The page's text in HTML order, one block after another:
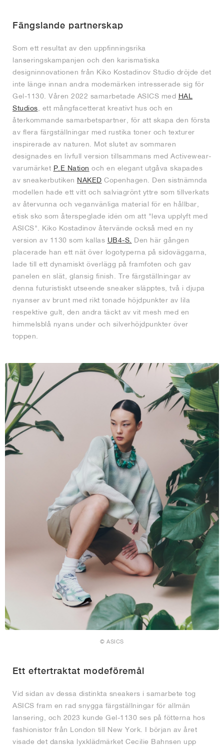
Fängslande partnerskap
Som ett resultat av den uppfinningsrika
lanseringskampanjen och den karismatiska
designinnovationen från Kiko Kostadinov Studio dröjde det
inte länge innan andra modemärken intresserade sig för
Gel-1130. Våren 2022 samarbetade ASICS med HAL
Studios , ett mångfacetterat kreativt hus och en
återkommande samarbetspartner, för att skapa den första
av flera färgställningar med rustika toner och texturer
inspirerade av naturen. Mot slutet av sommaren
designades en livfull version tillsammans med Activewear-
varumärket P.E Nation och en elegant utgåva skapades
av sneakerbutiken NAKED Copenhagen. Den sistnämnda
modellen hade ett vitt och salviagrönt yttre som tillverkats
av återvunna och veganvänliga material för en hållbar,
etisk sko som återspeglade idén om att "leva upplyft med
ASICS". Kiko Kostadinov återvände också med en ny
version av 1130 som kallas UB4-S.
Den här gången
placerade han ett nät över logotyperna på sidoväggarna,
lade till ett dynamiskt överlägg på framfoten och gav
panelen en slät, glansig finish. Tre färgställningar av
denna futuristiskt utseende sneaker släpptes, två i djupa
nyanser av brunt med rikt tonade höjdpunkter av lila
respektive gult, den andra täckt av vit mesh med en
himmelsblå nyans under och silverhöjdpunkter över
toppen.
© ASICS
Ett eftertraktat modeföremål
Vid sidan av dessa distinkta sneakers i samarbete tog
ASICS fram en rad snygga färgställningar för allmän
lansering, och 2023 kunde Gel-1130 ses på fötterna hos
fashionistor från London till New York. I början av året
visade det danska lyxklädmärket Cecilie Bahnsen upp